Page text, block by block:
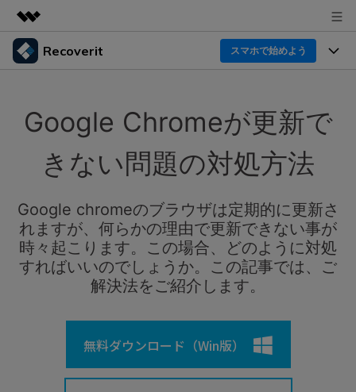
製品
概要
企業情報
プラン＆価格
サポート
Recoverit スマホで始めよう
Recoverit for Windows
Windowsデータ復元ならRecoverit！確実な復元技術と
スマホで始めよう
Recoverit for Mac
AI
Macの大切なデータを制限なく完全復元
スマホで始めよう
機能一覧
ドライブから復元
削除されたメディアを復元
独自の復元ソリューション 新着
ドキュメントを復元
データ復元事例
データ復元
外付けデバイス復元
パソコン復元
その他の復元
詳しくは
Recoveritとは
データ復元の専門家
カスタマーストーリー
人気内容
操作ガイド
search
Google Chromeが更新で
きない問題の対処方法
Google chromeのブラウザは定期的に更新さ
れますが、何らかの理由で更新できない事が
時々起こります。この場合、どのように対処
すればいいのでしょうか。この記事では、ご
解決法をご紹介します。
無料ダウンロード（Win版）